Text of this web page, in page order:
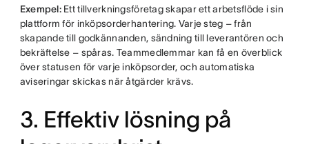
Exempel:Ett tillverkningsföretag skapar ett arbetsflöde i sin
plattform för inköpsorderhantering. Varje steg – från
skapande till godkännanden, sändning till leverantören och
bekräftelse – spåras. Teammedlemmar kan få en överblick
över statusen för varje inköpsorder, och automatiska
aviseringar skickas när åtgärder krävs.
3. Effektiv lösning på